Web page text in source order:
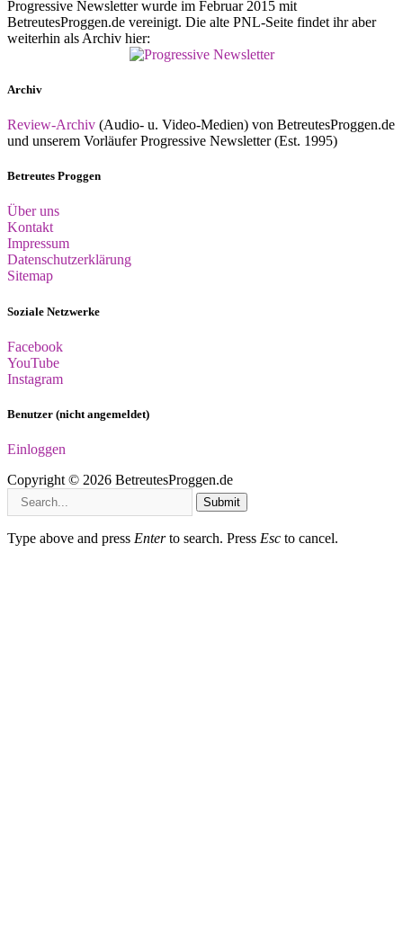
Progressive Newsletter wurde im Februar 2015 mit
BetreutesProggen.de vereinigt. Die alte PNL-Seite findet ihr aber
weiterhin als Archiv hier:
Archiv
Review-Archiv (Audio- u. Video-Medien) von BetreutesProggen.de
und unserem Vorläufer Progressive Newsletter (Est. 1995)
Betreutes Proggen
Über uns
Kontakt
Impressum
Datenschutzerklärung
Sitemap
Soziale Netzwerke
Facebook
YouTube
Instagram
Benutzer (nicht angemeldet)
Einloggen
Copyright © 2026 BetreutesProggen.de
Submit
Type above and press Enterto search. Press Esc to cancel.